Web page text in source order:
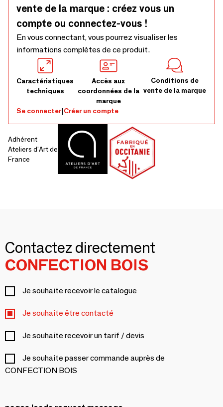
vente de la marque : créez vous un
compte ou connectez-vous !
En vous connectant, vous pourrez visualiser les
informations complètes de ce produit.
Caractéristiques
techniques
Accès aux
coordonnées de la
marque
Conditions de
vente de la marque
Se connecter|Créer un compte
Adhérent
Ateliers d'Art de
France
Contactez directement
CONFECTION BOIS
Je souhaite recevoir le catalogue
Je souhaite être contacté
Je souhaite recevoir un tarif / devis
Je souhaite passer commande auprès de
CONFECTION BOIS